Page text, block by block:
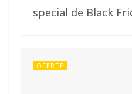
special de Black
OFERTE